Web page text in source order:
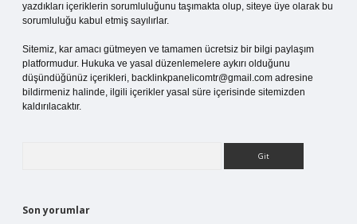
yazdıkları içeriklerin sorumluluğunu taşımakta olup, siteye üye olarak bu
sorumluluğu kabul etmiş sayılırlar.
Sitemiz, kar amacı gütmeyen ve tamamen ücretsiz bir bilgi paylaşım
platformudur. Hukuka ve yasal düzenlemelere aykırı olduğunu
düşündüğünüz içerikleri, backlinkpanelicomtr@gmail.com adresine
bildirmeniz halinde, ilgili içerikler yasal süre içerisinde sitemizden
kaldırılacaktır.
Son yorumlar